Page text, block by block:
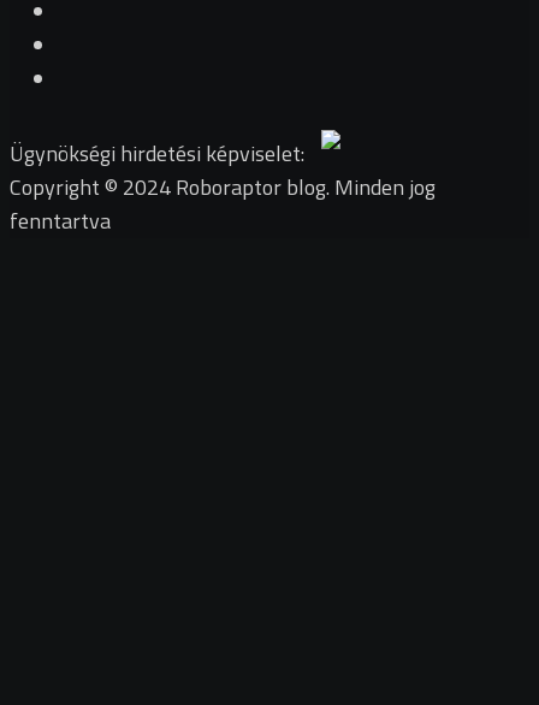
Ügynökségi hirdetési képviselet:
Copyright © 2024 Roboraptor blog. Minden jog
fenntartva